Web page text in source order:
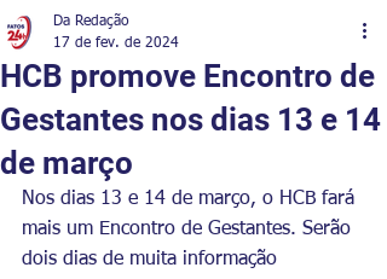
HCB promove Encontro de
Gestantes nos dias 13 e 14
de março
Da Redação
17 de fev. de 2024
Nos dias 13 e 14 de março, o HCB fará
mais um Encontro de Gestantes. Serão
dois dias de muita informação